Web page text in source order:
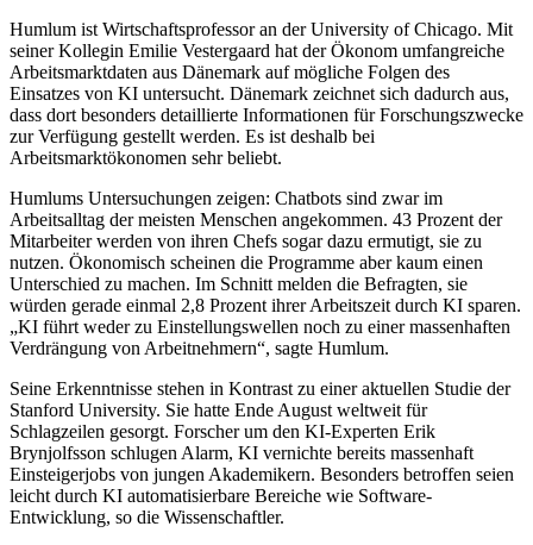
Humlum ist Wirtschaftsprofessor an der University of Chicago. Mit
seiner Kollegin Emilie Vestergaard hat der Ökonom umfangreiche
Arbeitsmarktdaten aus Dänemark auf mögliche Folgen des
Einsatzes von KI untersucht. Dänemark zeichnet sich dadurch aus,
dass dort besonders detaillierte Informationen für Forschungszwecke
zur Verfügung gestellt werden. Es ist deshalb bei
Arbeitsmarktökonomen sehr beliebt.
Humlums Untersuchungen zeigen: Chatbots sind zwar im
Arbeitsalltag der meisten Menschen angekommen. 43 Prozent der
Mitarbeiter werden von ihren Chefs sogar dazu ermutigt, sie zu
nutzen. Ökonomisch scheinen die Programme aber kaum einen
Unterschied zu machen. Im Schnitt melden die Befragten, sie
würden gerade einmal 2,8 Prozent ihrer Arbeitszeit durch KI sparen.
„KI führt weder zu Einstellungswellen noch zu einer massenhaften
Verdrängung von Arbeitnehmern“, sagte Humlum.
Seine Erkenntnisse stehen in Kontrast zu einer aktuellen Studie der
Stanford University. Sie hatte Ende August weltweit für
Schlagzeilen gesorgt. Forscher um den KI-Experten Erik
Brynjolfsson schlugen Alarm, KI vernichte bereits massenhaft
Einsteigerjobs von jungen Akademikern. Besonders betroffen seien
leicht durch KI automatisierbare Bereiche wie Software-
Entwicklung, so die Wissenschaftler.